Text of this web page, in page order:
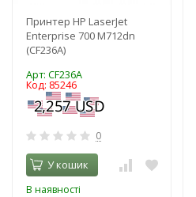
Принтер HP LaserJet
Enterprise 700 M712dn
(CF236A)
Арт: CF236A
Код: 85246
0
У кошик
В наявності